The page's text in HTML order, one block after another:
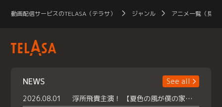
動画配信サービスのTELASA（テラサ） ジャンル アニメ一覧（見放
NEWS
See all
2026.08.01
浮所飛貴主演！ 【夏色の風が僕の家にやってきた】 本日よりテラサで独占配信スタート！